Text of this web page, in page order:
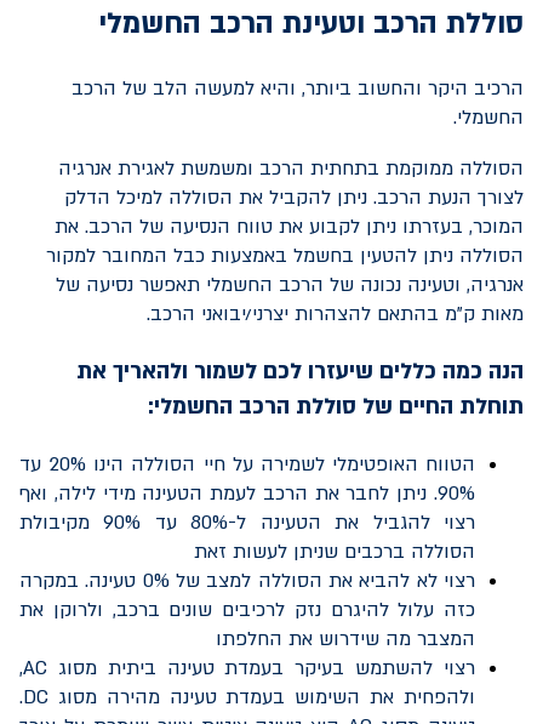
סוללת הרכב וטעינת הרכב החשמלי
הרכיב היקר והחשוב ביותר, והיא למעשה הלב של הרכב
החשמלי.
הסוללה ממוקמת בתחתית הרכב ומשמשת לאגירת אנרגיה
לצורך הנעת הרכב. ניתן להקביל את הסוללה למיכל הדלק
המוכר, בעזרתו ניתן לקבוע את טווח הנסיעה של הרכב. את
הסוללה ניתן להטעין בחשמל באמצעות כבל המחובר למקור
אנרגיה, וטעינה נכונה של הרכב החשמלי תאפשר נסיעה של
מאות ק"מ בהתאם להצהרות יצרני/יבואני הרכב.
הנה כמה כללים שיעזרו לכם לשמור ולהאריך את
תוחלת החיים של סוללת הרכב החשמלי:
הטווח האופטימלי לשמירה על חיי הסוללה הינו 20% עד
90%. ניתן לחבר את הרכב לעמת הטעינה מידי לילה, ואף
רצוי להגביל את הטעינה ל-80% עד 90% מקיבולת
הסוללה ברכבים שניתן לעשות זאת
רצוי לא להביא את הסוללה למצב של 0% טעינה. במקרה
כזה עלול להיגרם נזק לרכיבים שונים ברכב, ולרוקן את
המצבר מה שידרוש את החלפתו
רצוי להשתמש בעיקר בעמדת טעינה ביתית מסוג AC
,
ולהפחית את השימוש בעמדת טעינה מהירה מסוג DC
.